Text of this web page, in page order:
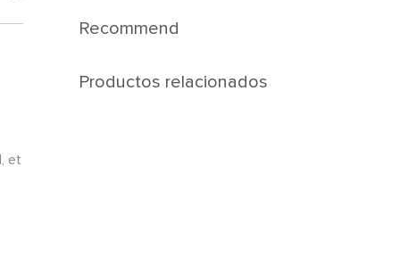
et
Recommend
Productos relacionados